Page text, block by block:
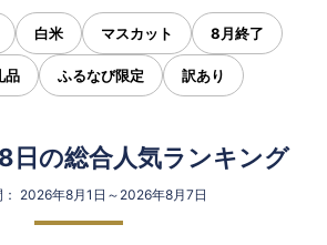
白米 マスカット 8月終了
品 ふるなび限定 訳あり
の総合人気ランキング
： 2026年8月1日～2026年8月7日